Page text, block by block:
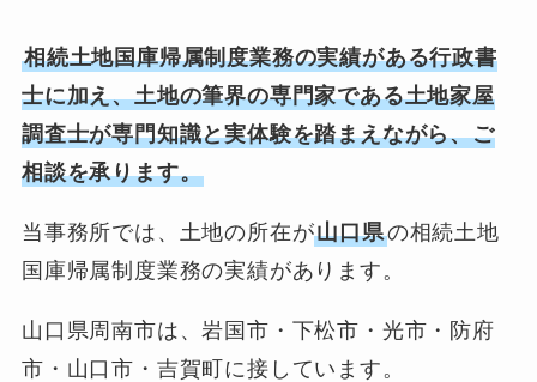
相続土地国庫帰属制度業務の実績がある行政書
士に加え、土地の筆界の専門家である土地家屋
調査士が専門知識と実体験を踏まえながら、ご
相談を承ります。
当事務所では、土地の所在が山口県の相続土地
国庫帰属制度業務の実績があります。
山口県周南市は、岩国市・下松市・光市・防府
市・山口市・吉賀町に接しています。